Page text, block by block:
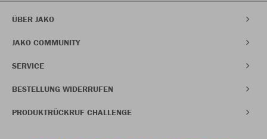
ÜBER JAKO
JAKO COMMUNITY
SERVICE
BESTELLUNG WIDERRUFEN
PRODUKTRÜCKRUF CHALLENGE